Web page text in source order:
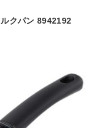
クパン 8942192